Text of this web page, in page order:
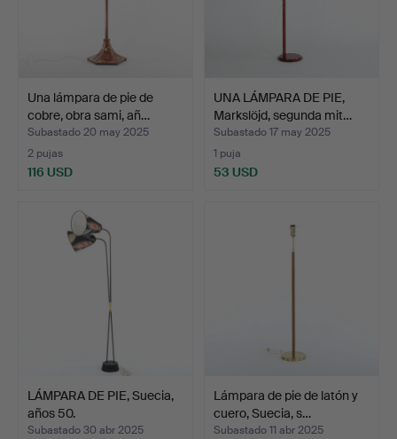
Una lámpara de pie de
cobre, obra sami, añ…
Subastado 20 may 2025
2 pujas
116 USD
UNA LÁMPARA DE PIE,
Markslöjd, segunda mit…
Subastado 17 may 2025
1 puja
53 USD
LÁMPARA DE PIE, Suecia,
años 50.
Subastado 30 abr 2025
Lámpara de pie de latón y
cuero, Suecia, s…
Subastado 11 abr 2025